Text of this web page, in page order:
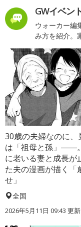
GWイベン
ウォーカー編
み方を紹介。
30歳の夫婦なのに、
は「祖母と孫」――
に老いる妻と成長が
た夫の漫画が描く「
せ」
全国
2026年5月11日 09:43 更新